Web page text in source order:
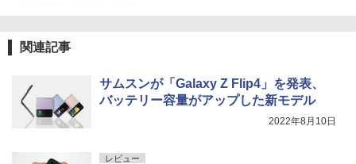
関連記事
サムスンが「Galaxy Z Flip4」を発表、
バッテリー容量がアップした新モデル
2022年8月10日
レビュー